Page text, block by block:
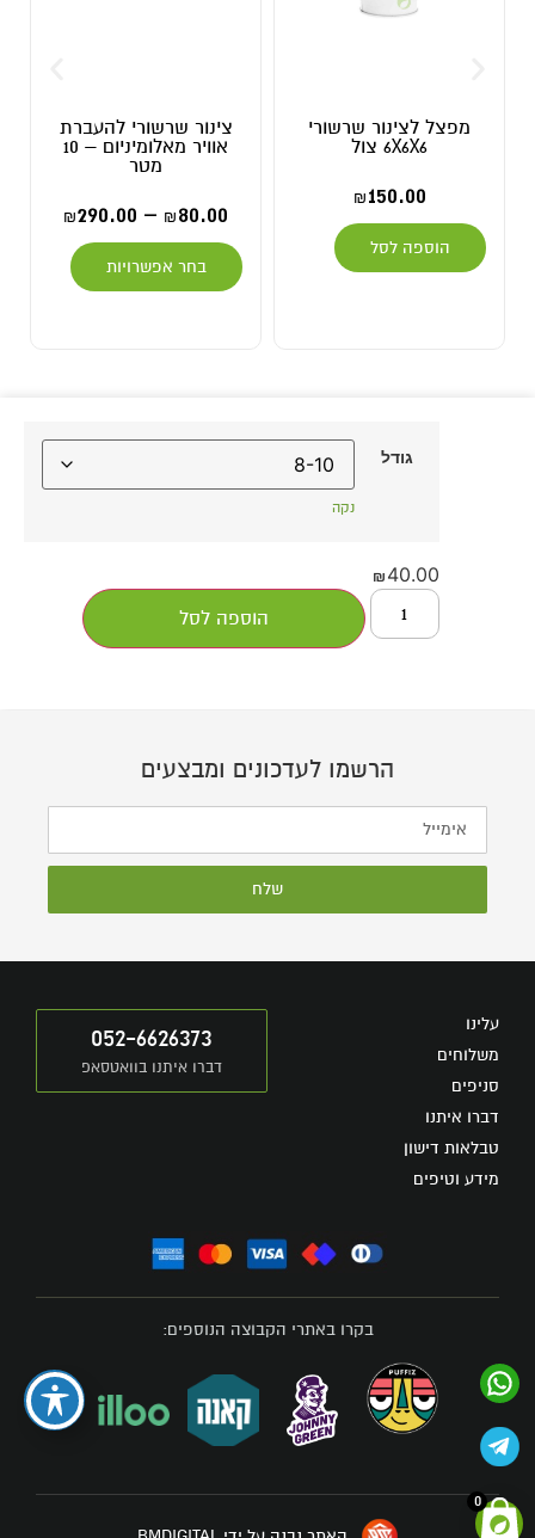
מפצל לצינור שרשורי
6X6X6 צול
₪150.00
הוספה לסל
צינור שרשורי להעברת
אוויר מאלומיניום – 10
מטר
₪80.00
–
₪290.00
בחר אפשרויות
גודל
נקה
₪40.00
הוספה לסל
הרשמו לעדכונים ומבצעים
שלח
עלינו
משלוחים
סניפים
דברו איתנו
טבלאות דישון
מידע וטיפים
052-6626373
דברו איתנו בוואטסאפ
בקרו באתרי הקבוצה הנוספים:
0